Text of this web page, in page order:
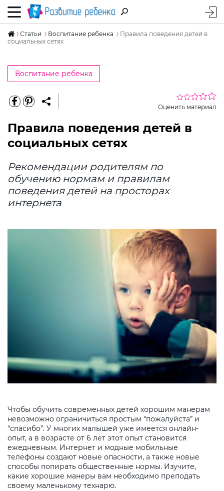
Статьи Воспитание ребенка
Правила поведения детей в
социальных сетях
Воспитание ребенка
Оценить материал
Правила поведения детей в
социальных сетях
Рекомендации родителям по
обучению нормам и правилам
поведения детей на просторах
интернета
Чтобы обучить современных детей хорошим манерам
невозможно ограничиться простым “пожалуйста” и
“спасибо”. У многих малышей уже имеется онлайн-
опыт, а в возрасте от 6 лет этот опыт становится
ежедневным. Интернет и модные мобильные
телефоны создают новые опасности, а также новые
способы попирать общественные нормы. Изучите,
какие хорошие манеры вам необходимо преподать
своему маленькому технарю.